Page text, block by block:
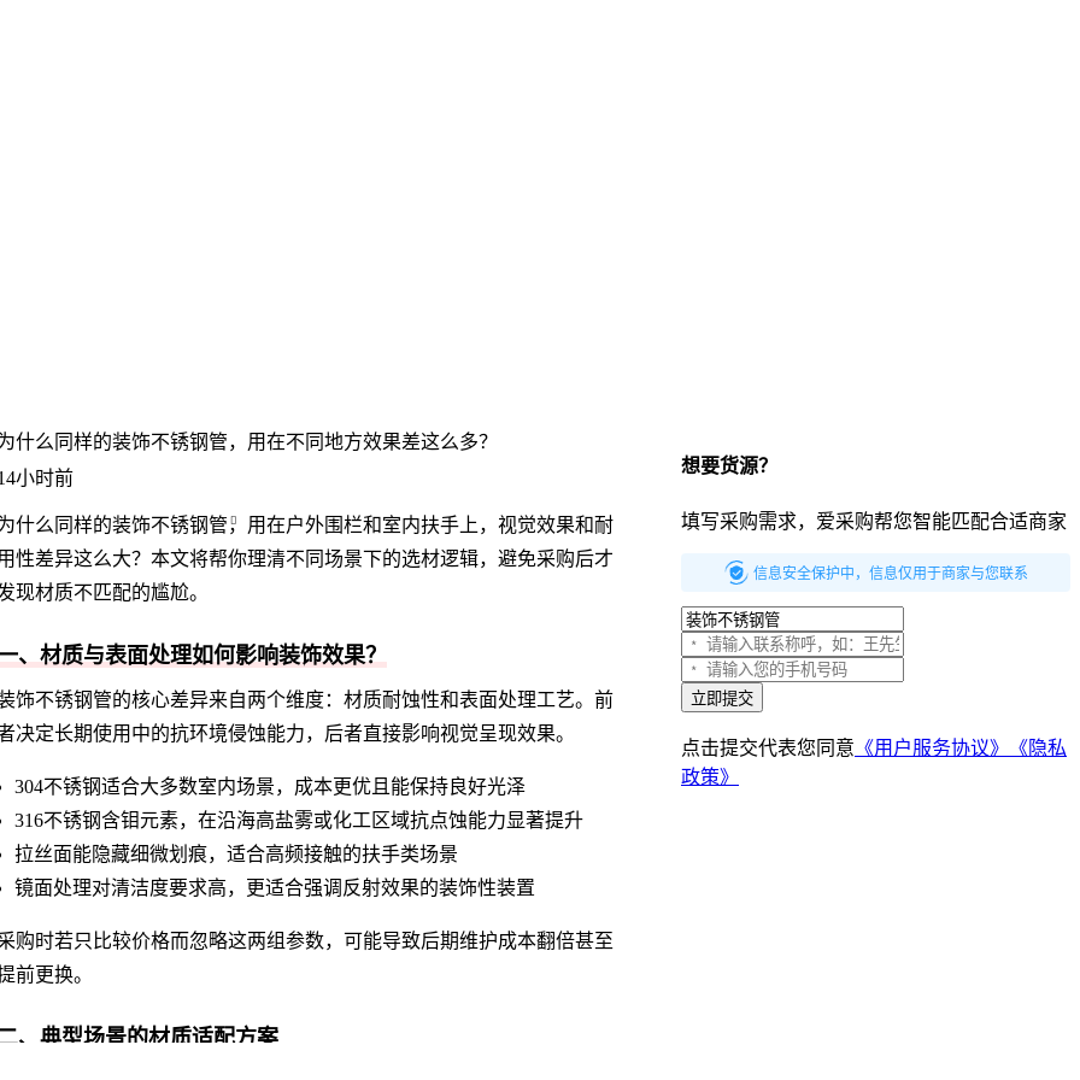
什么同样的装饰不锈钢管，用在不同地方效果差这么多？
小时前
什么同样的装饰不锈钢管，用在户外围栏和室内扶手上，视觉效果和耐
性差异这么大？本文将帮你理清不同场景下的选材逻辑，避免采购后才
现材质不匹配的尴尬。
、材质与表面处理如何影响装饰效果？
饰不锈钢管的核心差异来自两个维度：材质耐蚀性和表面处理工艺。前
决定长期使用中的抗环境侵蚀能力，后者直接影响视觉呈现效果。
304不锈钢适合大多数室内场景，成本更优且能保持良好光泽
316不锈钢含钼元素，在沿海高盐雾或化工区域抗点蚀能力显著提升
拉丝面能隐藏细微划痕，适合高频接触的扶手类场景
镜面处理对清洁度要求高，更适合强调反射效果的装饰性装置
购时若只比较价格而忽略这两组参数，可能导致后期维护成本翻倍甚至
前更换。
、典型场景的材质适配方案
想要货源？
填写采购需求，爱采购帮您智能匹配合适商家
信息安全保护中，信息仅用于商家与您联系
立即提交
点击提交代表您同意 《用户服务协议》
《隐私
政策》